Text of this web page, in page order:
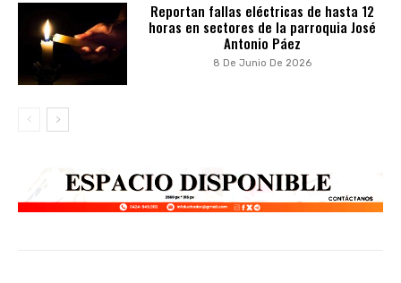
Reportan fallas eléctricas de hasta 12
horas en sectores de la parroquia José
Antonio Páez
8 De Junio De 2026